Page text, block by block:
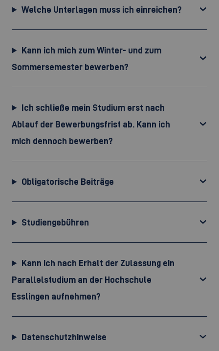
Welche Unterlagen muss ich einreichen?
Kann ich mich zum Winter- und zum
Sommersemester bewerben?
Ich schließe mein Studium erst nach
Ablauf der Bewerbungsfrist ab. Kann ich
mich dennoch bewerben?
Obligatorische Beiträge
Studiengebühren
Kann ich nach Erhalt der Zulassung ein
Parallelstudium an der Hochschule
Esslingen aufnehmen?
Datenschutzhinweise